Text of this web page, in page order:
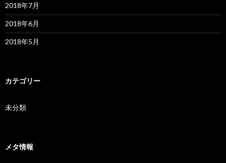
2018年7月
2018年6月
2018年5月
カテゴリー
未分類
メタ情報